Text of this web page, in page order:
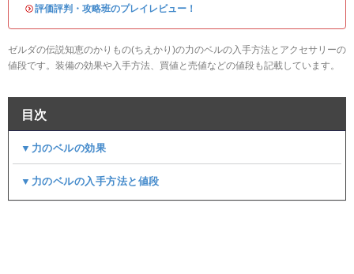
・評価評判・攻略班のプレイレビュー！
ゼルダの伝説知恵のかりもの(ちえかり)の力のベルの入手方法とアクセサリーの
値段です。装備の効果や入手方法、買値と売値などの値段も記載しています。
目次
▼力のベルの効果
▼力のベルの入手方法と値段